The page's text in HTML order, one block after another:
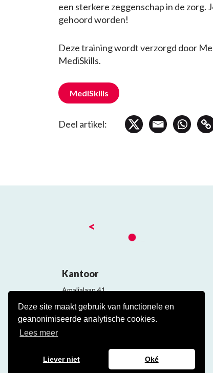
Deze site maakt gebruik van functionele en
geanonimiseerde analytische cookies.
Lees meer
Liever niet Oké
een sterkere zeggenschap in de zorg.
gehoord worden!
Deze training wordt verzorgd door
MediSkills.
MediSkills
Deel artikel:
<
Kantoor
Amalialaan 41
Contact
Veelgestelde cao vragen